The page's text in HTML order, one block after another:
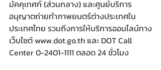
มัคคุเทศก์ (ส่วนกลาง) และศูนย์บริการ
อนุญาตถ่ายทำภาพยนตร์ต่างประเทศใน
ประเทศไทย รวมถึงการให้บริการออนไลน์ทาง
เว็บไซต์ www.dot.go.th และ DOT Call
Center 0-2401-1111 ตลอด 24 ชั่วโมง